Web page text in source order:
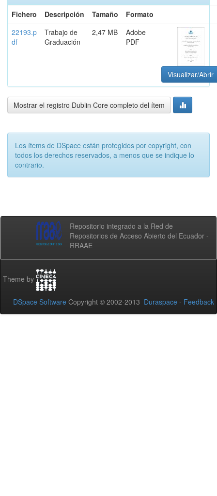
Fichero
Descripción Tamaño
Formato
22193.p
df
Trabajo de
Graduación
2,47 MB
Adobe
PDF
Visualizar/Abrir
Mostrar el registro Dublin Core completo del ítem
Los ítems de DSpace están protegidos por copyright, con
todos los derechos reservados, a menos que se indique lo
contrario.
Repositorio integrado a la Red de
Repositorios de Acceso Abierto del Ecuador -
RRAAE
Theme by
DSpace Software Copyright © 2002-2013 Duraspace - Feedback